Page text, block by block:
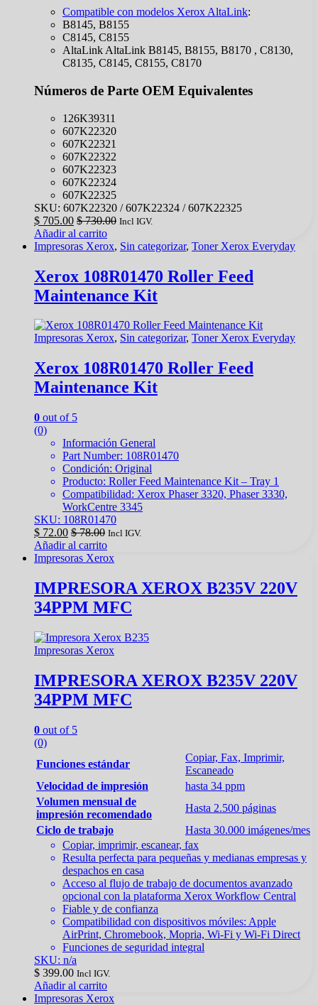
Compatible con modelos Xerox AltaLink:
B8145, B8155
C8145, C8155
AltaLink AltaLink B8145, B8155, B8170 , C8130,
C8135, C8145, C8155, C8170
Números de Parte OEM Equivalentes
126K39311
607K22320
607K22321
607K22322
607K22323
607K22324
607K22325
SKU: 607K22320 / 607K22324 / 607K22325
$ 705.00 $730.00 Incl IGV.
Añadir al carrito
Impresoras Xerox, Sin categorizar, Toner Xerox Everyday
Xerox 108R01470 Roller Feed
Maintenance Kit
Impresoras Xerox, Sin categorizar, Toner Xerox Everyday
Xerox 108R01470 Roller Feed
Maintenance Kit
0 out of 5
(0)
Información General
Part Number: 108R01470
Condición: Original
Producto: Roller Feed Maintenance Kit – Tray 1
Compatibilidad: Xerox Phaser 3320, Phaser 3330,
WorkCentre 3345
SKU: 108R01470
$ 72.00 $78.00 Incl IGV.
Añadir al carrito
Impresoras Xerox
IMPRESORA XEROX B235V 220V
34PPM MFC
Impresoras Xerox
IMPRESORA XEROX B235V 220V
34PPM MFC
0 out of 5
(0)
Funciones estándar
Copiar, Fax, Imprimir,
Escaneado
Velocidad de impresión
hasta 34 ppm
Volumen mensual de
impresión recomendado
Hasta 2.500 páginas
Ciclo de trabajo
Hasta 30.000 imágenes/mes
Copiar, imprimir, escanear, fax
Resulta perfecta para pequeñas y medianas empresas y
despachos en casa
Acceso al flujo de trabajo de documentos avanzado
opcional con la plataforma Xerox Workflow Central
Fiable y de confianza
Compatibilidad con dispositivos móviles: Apple
AirPrint, Chromebook, Mopria, Wi-Fi y Wi-Fi Direct
Funciones de seguridad integral
SKU: n/a
$ 399.00 Incl IGV.
Añadir al carrito
Impresoras Xerox